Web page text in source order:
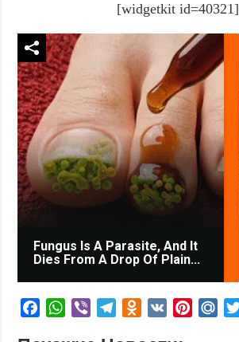
[widgetkit id=40321]
Fungus Is A Parasite, And It
Dies From A Drop Of Plain...
W
V
O
V
M